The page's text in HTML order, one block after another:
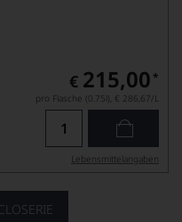
€ 215,00 *
pro Flasche (0.75l), € 286,67/L
Lebensmittel­angaben